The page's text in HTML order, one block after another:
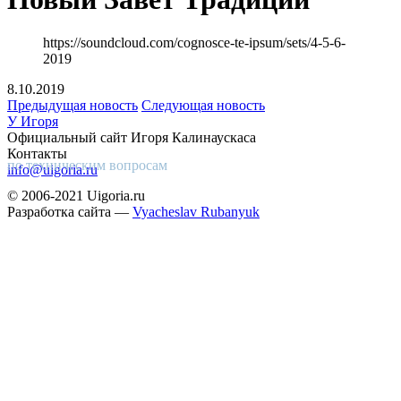
https://soundcloud.com/cognosce-te-ipsum/sets/4-5-6-
2019
8.10.2019
Предыдущая новость Следующая новость
У Игоря
Официальный сайт Игоря Калинаускаса
Контакты
info@uigoria.ru
по техническим вопросам
© 2006-2021 Uigoria.ru
Разработка сайта — Vyacheslav Rubanyuk